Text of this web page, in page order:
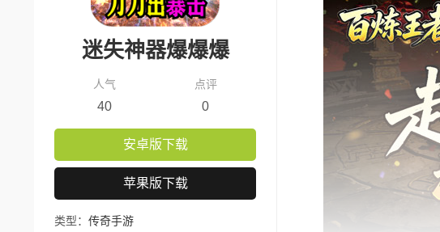
迷失神器爆爆爆
人气
40
点评
0
安卓版下载
苹果版下载
类型： 传奇手游